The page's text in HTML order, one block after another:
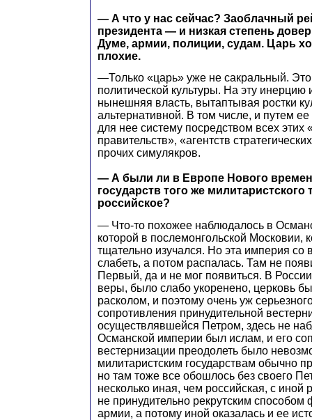
— А что у нас сейчас? Заоблачный
президента — и низкая степень
Думе, армии, полиции, судам. Царь
плохие.
—Только «царь» уже не сакральный.
политической культуры. На эту инерцию
нынешняя власть, вытаптывая ростки
альтернативной. В том числе, и путем
для нее систему посредством всех этих
правительств», «агентств
прочих симулякров.
— А были ли в Европе Нового
государств того же милитаристского
российское?
— Что-то похожее наблюдалось в
которой в послемонгольской Московии,
тщательно изучался. Но эта империя со
слабеть, а потом распалась. Там не
Первый, да и не мог появиться. В России
веры, было слабо укоренено, церковь
расколом, и поэтому очень уж
сопротивления принудительной
осуществлявшейся Петром, здесь не
Османской империи был ислам, и его
вестернизации преодолеть было
милитаристским государствам обычно
но там тоже все обошлось без своего
несколько иная, чем российская, с
не принудительно рекрутским
армии, а потому иной оказалась и ее